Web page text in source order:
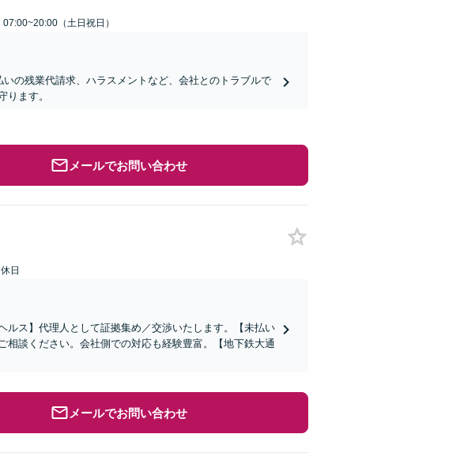
（土日祝日）
の残業代請求、ハラスメントなど、会社とのトラブルで
ります。
メールでお問い合わせ
日
ルス】代理人として証拠集め／交渉いたします。【未払い
談ください。会社側での対応も経験豊富。【地下鉄大通
メールでお問い合わせ